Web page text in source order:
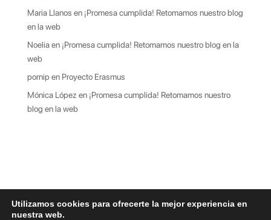
Maria Llanos en ¡Promesa cumplida! Retomamos nuestro blog
en la web
Noeliaen ¡Promesa cumplida! Retomamos nuestro blog en la
web
pornipen Proyecto Erasmus
Mónica López en ¡Promesa cumplida! Retomamos nuestro
blog en la web
Utilizamos cookies para ofrecerte la mejor experiencia en
nuestra web.